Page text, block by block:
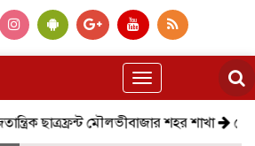
Toggle
navigation
মৌলভীবাজার শহর শাখা কেমন আছে